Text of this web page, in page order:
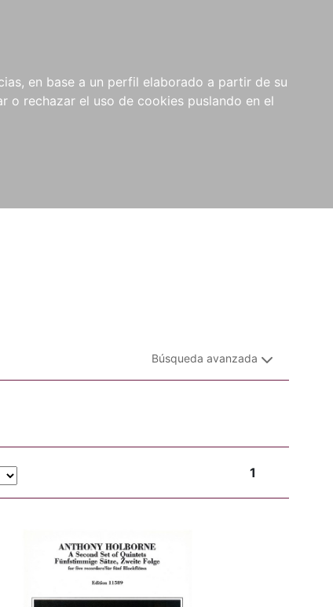
en base a un perfil elaborado a partir de su
o rechazar el uso de cookies puslando en el
NOVEDADES NOTICIAS
COMPRAS
INSTITUCIONALES
Búsqueda avanzada
1